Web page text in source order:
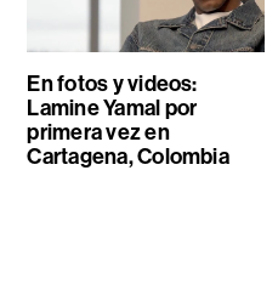
En fotos y videos:
Lamine Yamal por
primera vez en
Cartagena, Colombia